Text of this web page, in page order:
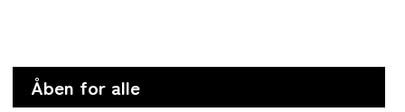
Åben for alle